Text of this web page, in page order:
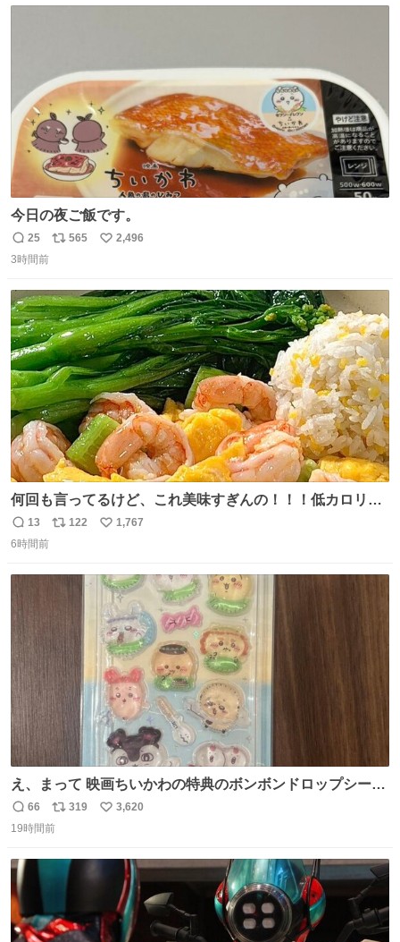
今日の夜ご飯です。
返
信
25
リ
ト
数
565
い
数
2,496
3時間前
何回も言ってるけど、これ美味すぎんの！！！低カロリー
で満足感エグいから一生食べてる😭
返
信
13
リ
122
い
数
1,767
6時間前
え、まって 映画ちいかわの特典のボンボンドロップシール
返
信
66
リ
ポ
319
い
3,620
19時間前